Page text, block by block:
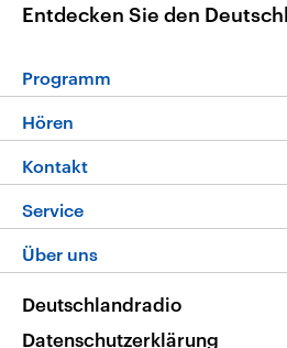
Entdecken Sie den
Programm
Programm
Die Nachrichten
Nachrichtenleicht
Neue Beiträge auf dlf.de
Hören
Livestream
Podcasts
Deutschlandfunk App
Nachrichten App
Frequenzen
Kontakt
Hörerservice
Service
FAQ
Veranstaltungen
Über uns
Deutschlandradio
Datenschutzerklärung